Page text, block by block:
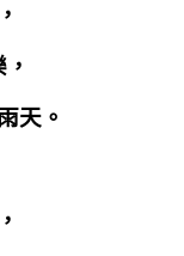
天。